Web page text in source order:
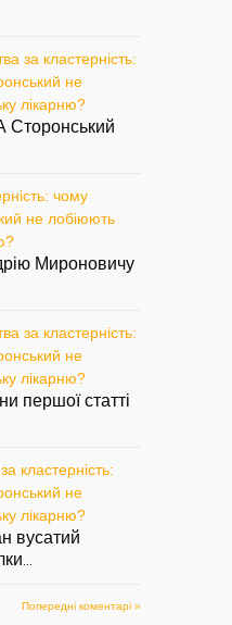
за кластерність:
не
лікарню?
Сторонський
чому
не лобіюють
Мироновичу
за кластерність:
не
лікарню?
першої статті
кластерність:
не
лікарню?
вусатий
Попередні коментарі »